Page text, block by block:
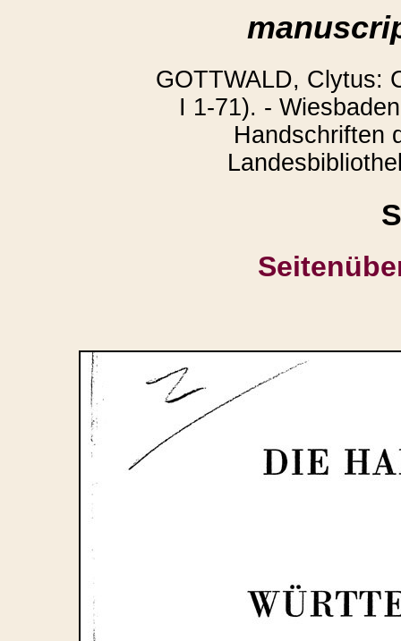
GOTTWALD, Clytus:
I 1-71). -
Handschriften